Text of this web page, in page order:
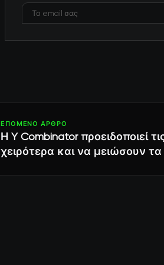
ΕΠΌΜΕΝΟ ΆΡΘΡΟ
Η Y Combinator προειδοποιεί
χειρότερα και να μειώσουν